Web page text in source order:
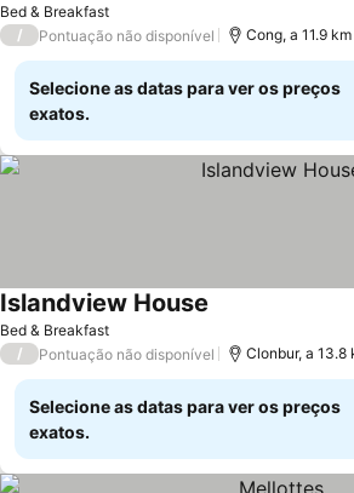
Bed & Breakfast
/ Pontuação não disponível Cong, a 11.9
Selecione as datas para ver os preços
exatos.
Bed & Breakfast
Islandview House
/ Pontuação não disponível Clonbur, a 13.8
Selecione as datas para ver os preços
exatos.